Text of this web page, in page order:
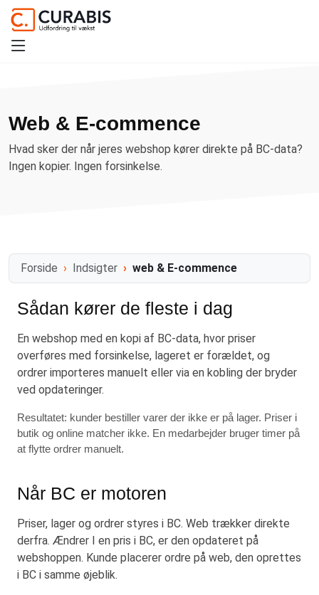
Web & E-commence
Hvad sker der når jeres webshop kører direkte på BC-data?
Ingen kopier. Ingen forsinkelse.
Forside Indsigter web & E-commence
Sådan kører de fleste i dag
En webshop med en kopi af BC-data, hvor priser
overføres med forsinkelse, lageret er forældet, og
ordrer importeres manuelt eller via en kobling der bryder
ved opdateringer.
Resultatet: kunder bestiller varer der ikke er på lager. Priser i
butik og online matcher ikke. En medarbejder bruger timer på
at flytte ordrer manuelt.
Når BC er motoren
Priser, lager og ordrer styres i BC. Web trækker direkte
derfra. Ændrer I en pris i BC, er den opdateret på
webshoppen. Kunde placerer ordre på web, den oprettes
i BC i samme øjeblik.